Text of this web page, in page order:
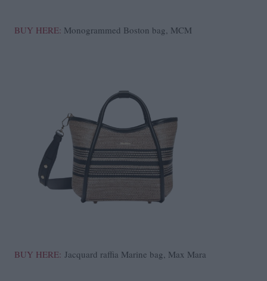
BUY HERE: Monogrammed Boston bag, MCM
BUY HERE: Jacquard raffia Marine bag, Max Mara